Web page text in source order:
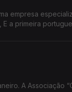
empresa
a primeira
A Associação